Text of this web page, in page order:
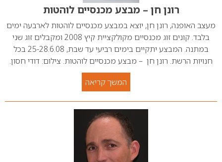
רונן חן – מבצע מכנסיים לוהטות
מעצב האופנה, רונן חן, יוצא במבצע מכנסיים לוהטות לארבעה ימים
בלבד. קונים זוג מכנסיים מקולקציית קיץ 2008 ומקבלים זוג שני
במתנה. המבצע יתקיים בימים רביעי עד שבת, 25-28.6.08 בכל
חנויות הרשת. רונן חן – מבצע מכנסיים לוהטות. צילום: דודי חסון.
המשך קריאה